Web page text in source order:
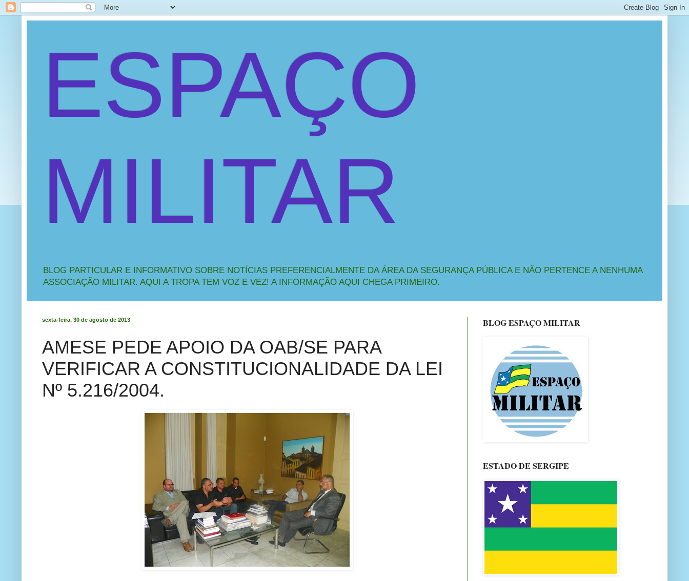
ESPAÇO
MILITAR
BLOG PARTICULAR E INFORMATIVO SOBRE NOTÍCIAS PREFERENCIALMENTE DA ÁREA DA SEGURANÇA PÚBLICA E NÃO PERTENCE A NENHUMA
ASSOCIAÇÃO MILITAR. AQUI A TROPA TEM VOZ E VEZ! A INFORMAÇÃO AQUI CHEGA PRIMEIRO.
sexta-feira, 30 de agosto de 2013
AMESE PEDE APOIO DA OAB/SE PARA
VERIFICAR A CONSTITUCIONALIDADE DA LEI
Nº 5.216/2004.
BLOG ESPAÇO MILITAR
ESTADO DE SERGIPE